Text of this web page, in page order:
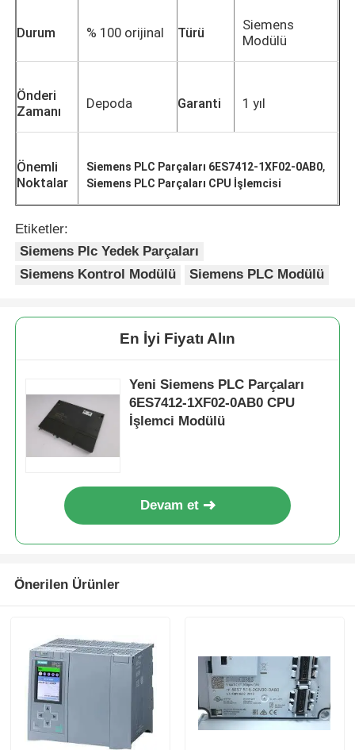
Ana sayfa
Ürünler
Durum % 100 orijinal Türü
Siemens
Modülü
Önderi
Zamanı
Depoda Garanti 1 yıl
Önemli
Noktalar
Siemens PLC Parçaları 6ES7412-1XF02-0AB0,
Siemens PLC Parçaları CPU İşlemcisi
Etiketler:
Siemens Plc Yedek Parçaları
Siemens Kontrol Modülü
Siemens PLC Modülü
En İyi Fiyatı Alın
Yeni Siemens PLC Parçaları
6ES7412-1XF02-0AB0 CPU
İşlemci Modülü
Devam et
Önerilen Ürünler